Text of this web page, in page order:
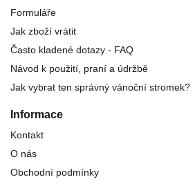
Formuláře
Jak zboží vrátit
Často kladené dotazy - FAQ
Návod k použití, praní a údržbě
Jak vybrat ten správný vánoční stromek?
Informace
Kontakt
O nás
Obchodní podmínky